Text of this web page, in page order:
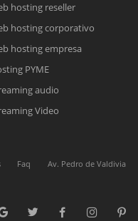
electrónico con el enlace a
online.
línea. Complete el formulario
hosting reseller
hosting corporativo
hosting empresa
PYME
audio
Video
Faq
Av. Pedro de Valdivia